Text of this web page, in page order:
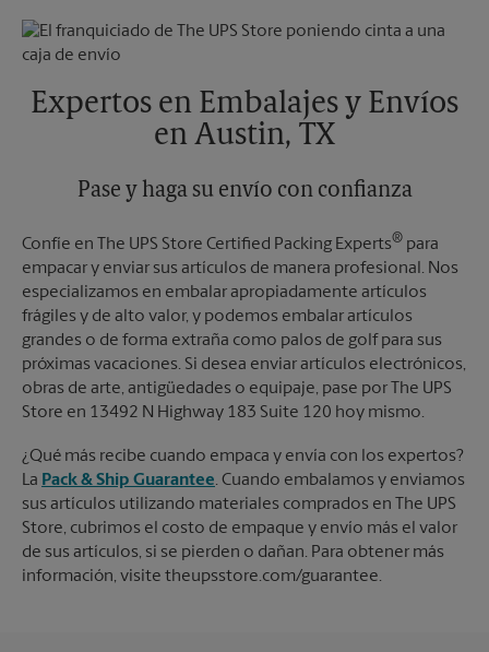
Martes
Viernes
6:00 PM
Sábado
Lunes
6:00 PM
6:00 PM
Expertos en Embalajes y Envíos
en Austin, TX
Pase y haga su envío con confianza
Confíe en The UPS Store Certified Packing Experts® para
empacar y enviar sus artículos de manera profesional. Nos
especializamos en embalar apropiadamente artículos
frágiles y de alto valor, y podemos embalar artículos
grandes o de forma extraña como palos de golf para sus
próximas vacaciones. Si desea enviar artículos electrónicos,
obras de arte, antigüedades o equipaje, pase por The UPS
Store en 13492 N Highway 183 Suite 120 hoy mismo.
¿Qué más recibe cuando empaca y envía con los expertos?
La Pack & Ship Guarantee. Cuando embalamos y enviamos
sus artículos utilizando materiales comprados en The UPS
Store, cubrimos el costo de empaque y envío más el valor
de sus artículos, si se pierden o dañan. Para obtener más
información, visite theupsstore.com/guarantee.